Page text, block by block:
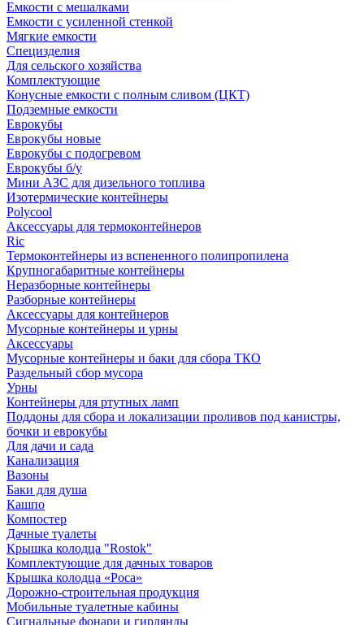
Емкости с мешалками
Емкости с усиленной стенкой
Мягкие емкости
Специзделия
Для сельского хозяйства
Комплектующие
Конусные емкости с полным сливом (ЦКТ)
Подземные емкости
Еврокубы
Еврокубы новые
Еврокубы с подогревом
Еврокубы б/у
Мини АЗС для дизельного топлива
Изотермические контейнеры
Polycool
Аксессуары для термоконтейнеров
Ric
Термоконтейнеры из вспененного полипропилена
Крупногабаритные контейнеры
Неразборные контейнеры
Разборные контейнеры
Аксессуары для контейнеров
Мусорные контейнеры и урны
Аксессуары
Мусорные контейнеры и баки для сбора ТКО
Раздельный сбор мусора
Урны
Контейнеры для ртутных ламп
Поддоны для сбора и локализации проливов под канистры,
бочки и еврокубы
Для дачи и сада
Канализация
Вазоны
Баки для душа
Кашпо
Компостер
Дачные туалеты
Крышка колодца "Rostok"
Комплектующие для дачных товаров
Крышка колодца «Роса»
Дорожно-строительная продукция
Мобильные туалетные кабины
Сигнальные фонари и гирлянды